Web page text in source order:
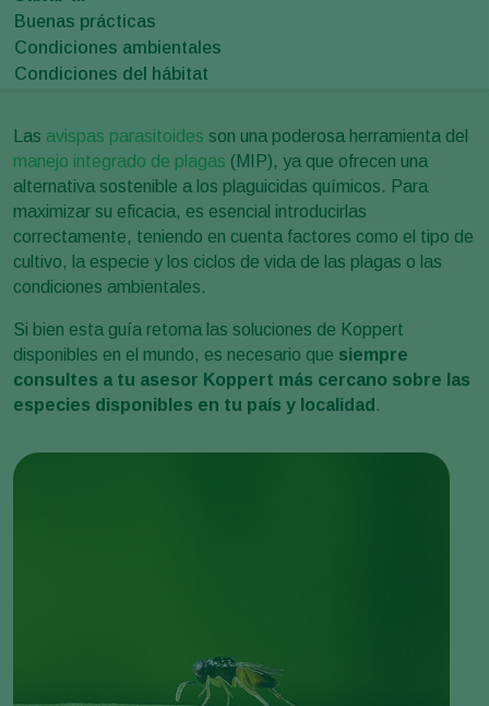
Buenas prácticas
Condiciones ambientales
Condiciones del hábitat
Las avispas parasitoides son una poderosa herramienta del
manejo integrado de plagas (MIP), ya que ofrecen una
alternativa sostenible a los plaguicidas químicos. Para
maximizar su eficacia, es esencial introducirlas
correctamente, teniendo en cuenta factores como el tipo de
cultivo, la especie y los ciclos de vida de las plagas o las
condiciones ambientales.
Si bien esta guía retoma las soluciones de Koppert
disponibles en el mundo, es necesario que siempre
consultes a tu asesor Koppert más cercano sobre las
especies disponibles en tu país y localidad .